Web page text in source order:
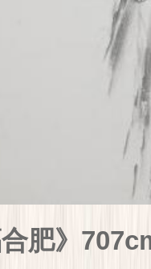
肥》